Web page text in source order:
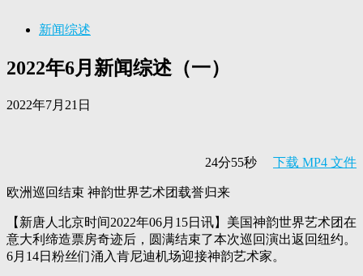
新闻综述
2022年6月新闻综述（一）
2022年7月21日
24分55秒 下载 MP4 文件
欧洲巡回结束 神韵世界艺术团载誉归来
【新唐人北京时间2022年06月15日讯】美国神韵世界艺术团在
意大利缔造票房奇迹后，圆满结束了本次巡回演出返回纽约。
6月14日粉丝们涌入肯尼迪机场迎接神韵艺术家。